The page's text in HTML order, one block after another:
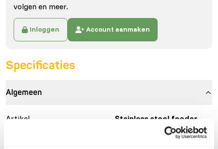
volgen en meer.
Inloggen Account aanmaken
Specificaties
Algemeen
Artikel
Stainless steel feeder